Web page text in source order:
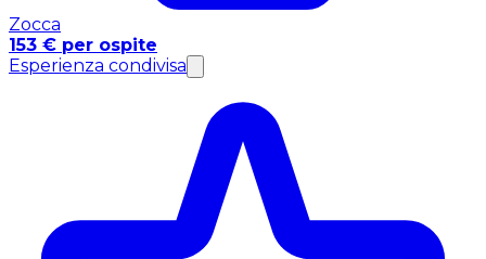
Zocca
153 € per ospite
Esperienza condivisa